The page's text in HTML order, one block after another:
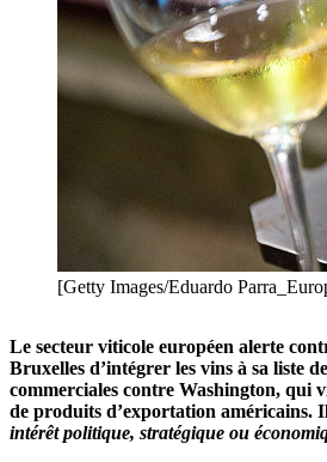
[Getty Images/Eduardo
Le secteur viticole européen alerte
Bruxelles d’intégrer les vins à sa liste
commerciales contre Washington, qui
de produits d’exportation américains.
intérêt politique, stratégique ou